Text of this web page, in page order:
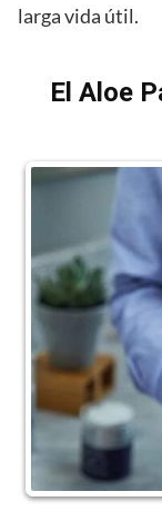
larga vida útil.
El Aloe